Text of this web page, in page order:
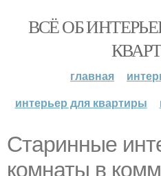
ВСЁ ОБ
главная
интерьер для квартиры
Старинные
комнаты в